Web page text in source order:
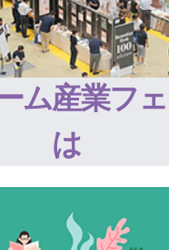
ム産業フ
は